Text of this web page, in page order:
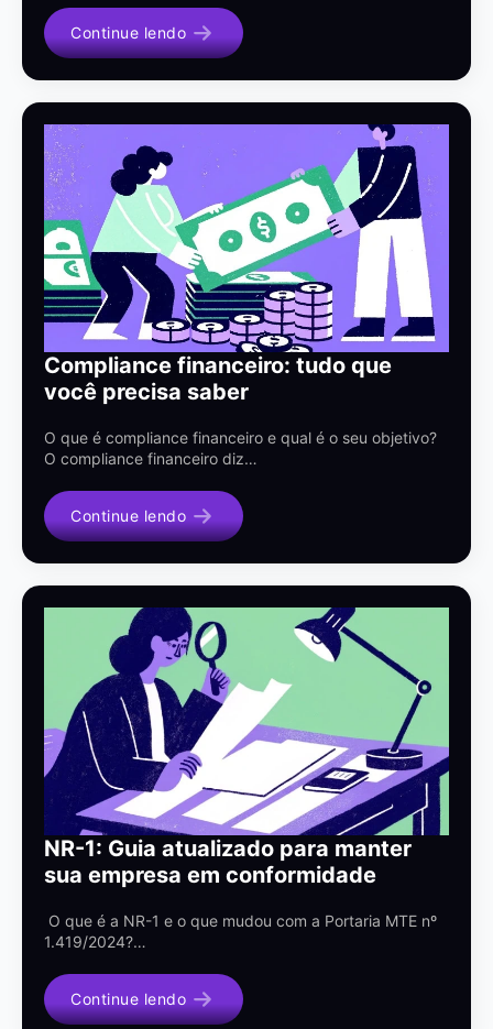
Continue lendo
Compliance financeiro: tudo que
você precisa saber
O que é compliance financeiro e qual é o seu objetivo?
O compliance financeiro diz…
Continue lendo
NR-1: Guia atualizado para manter
sua empresa em conformidade
O que é a NR-1 e o que mudou com a Portaria MTE nº
1.419/2024?…
Continue lendo